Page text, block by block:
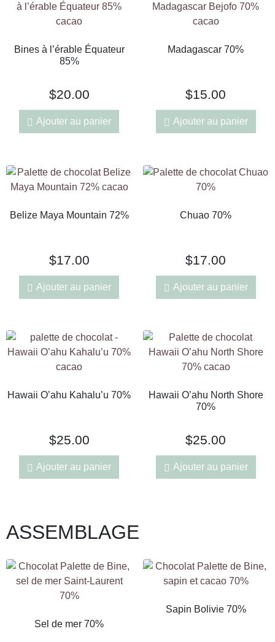
Bines à l’érable Équateur
85%
$20.00
Ajouter au panier
Madagascar 70%
$15.00
Ajouter au panier
Belize Maya Mountain 72%
$17.00
Ajouter au panier
Chuao 70%
$17.00
Ajouter au panier
Hawaii O’ahu Kahalu’u 70%
$25.00
Ajouter au panier
Hawaii O’ahu North Shore
70%
$25.00
Ajouter au panier
ASSEMBLAGE
Sel de mer 70%
Sapin Bolivie 70%